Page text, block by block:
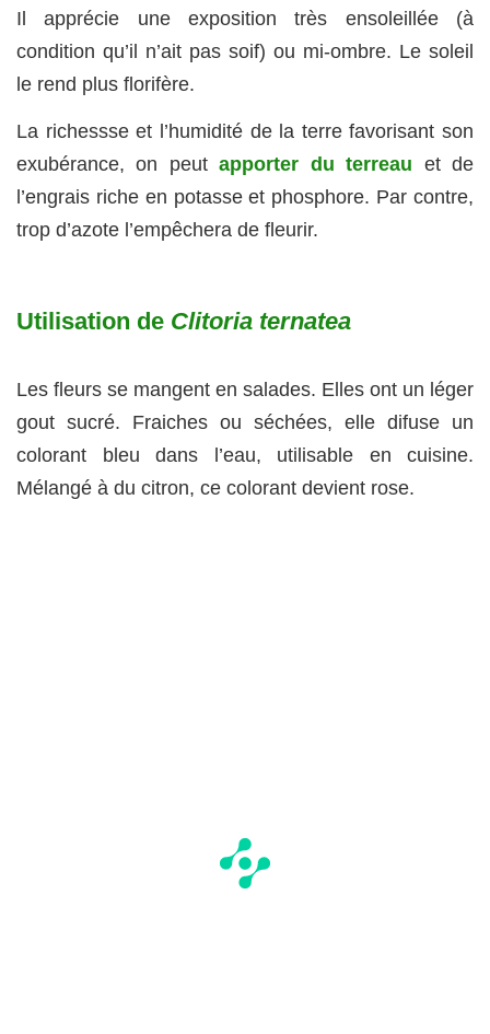
Il apprécie une exposition très ensoleillée (à
condition qu’il n’ait pas soif) ou mi-ombre. Le soleil
le rend plus florifère.
La richessse et l’humidité de la terre favorisant son
exubérance, on peutapporter du terreau et de
l’engrais riche en potasse et phosphore. Par contre,
trop d’azote l’empêchera de fleurir.
Utilisation de Clitoria ternatea
Les fleurs se mangent en salades. Elles ont un léger
gout sucré. Fraiches ou séchées, elle difuse un
colorant bleu dans l’eau, utilisable en cuisine.
Mélangé à du citron, ce colorant devient rose.